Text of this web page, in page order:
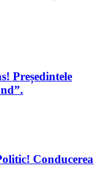
Președintele
Conducerea